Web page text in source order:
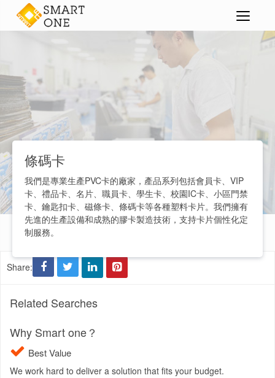
> PVC卡|膠卡
條碼卡
我們是專業生產PVC卡的廠家，產品系列包括會員卡、VIP
卡、禮品卡、名片、職員卡、學生卡、校園IC卡、小區門禁
卡、鑰匙扣卡、磁條卡、條碼卡等各種塑料卡片。我們擁有
先進的生產設備和成熟的膠卡製造技術，支持卡片個性化定
制服務。
Share:
Related Searches
Why Smart one？
Best Value
We work hard to deliver a solution that fits your budget.